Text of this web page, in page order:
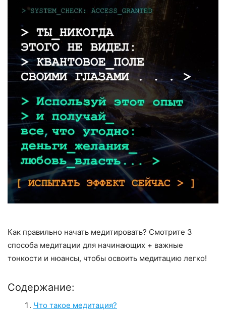
Как правильно начать медитировать? Смотрите 3
способа медитации для начинающих + важные
тонкости и нюансы, чтобы освоить медитацию легко!
Содержание:
Что такое медитация?